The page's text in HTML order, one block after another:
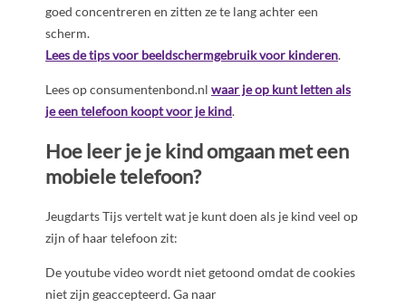
goed concentreren en zitten ze te lang achter een
scherm.
Lees de tips voor beeldschermgebruik voor kinderen.
Lees op consumentenbond.nl waar je op kunt letten als
je een telefoon koopt voor je kind.
Hoe leer je je kind omgaan met een
mobiele telefoon?
Jeugdarts Tijs vertelt wat je kunt doen als je kind veel op
zijn of haar telefoon zit:
De youtube video wordt niet getoond omdat de cookies
niet zijn geaccepteerd. Ga naar